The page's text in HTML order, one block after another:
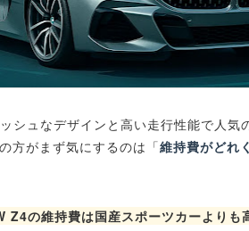
シュなデザインと高い走行性能で人気
方がまず気にするのは「維持費がどれ
Z4の維持費は国産スポーツカーよりも